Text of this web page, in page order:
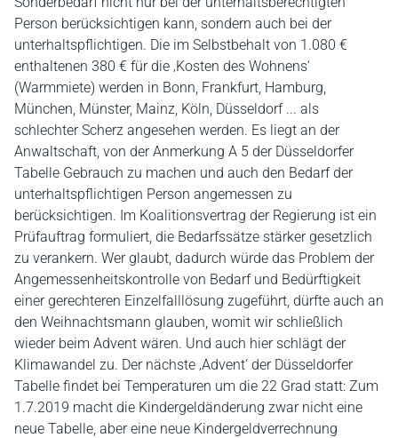
Person berücksichtigen kann, sondern auch bei der
unterhaltspflichtigen. Die im Selbstbehalt von 1.080 €
enthaltenen 380 € für die ‚Kosten des Wohnens‘
(Warmmiete) werden in Bonn, Frankfurt, Hamburg,
München, Münster, Mainz, Köln, Düsseldorf ... als
schlechter Scherz angesehen werden. Es liegt an der
Anwaltschaft, von der Anmerkung A 5 der Düsseldorfer
Tabelle Gebrauch zu machen und auch den Bedarf der
unterhaltspflichtigen Person angemessen zu
berücksichtigen. Im Koalitionsvertrag der Regierung ist ein
Prüfauftrag formuliert, die Bedarfssätze stärker gesetzlich
zu verankern. Wer glaubt, dadurch würde das Problem der
Angemessenheitskontrolle von Bedarf und Bedürftigkeit
einer gerechteren Einzelfalllösung zugeführt, dürfte auch an
den Weihnachtsmann glauben, womit wir schließlich
wieder beim Advent wären. Und auch hier schlägt der
Klimawandel zu. Der nächste ‚Advent‘ der Düsseldorfer
Tabelle findet bei Temperaturen um die 22 Grad statt: Zum
1.7.2019 macht die Kindergeldänderung zwar nicht eine
neue Tabelle, aber eine neue Kindergeldverrechnung